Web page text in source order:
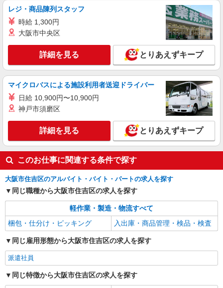
レジ・商品陳列スタッフ
時給 1,300円
大阪市中央区
詳細を見る とりあえずキープ
マイクロバスによる施設利用者送迎ドライバー
日給 10,900円〜10,900円
神戸市須磨区
詳細を見る とりあえずキープ
このお仕事に関連する条件で探す
大阪市住吉区のアルバイト・バイト・パートの求人を探す
同じ職種から大阪市住吉区の求人を探す
軽作業・製造・物流すべて
梱包・仕分け・ピッキング
入出庫・商品管理・検品・検査
同じ雇用形態から大阪市住吉区の求人を探す
派遣社員
同じ特徴から大阪市住吉区の求人を探す